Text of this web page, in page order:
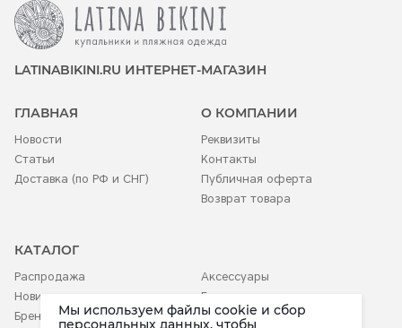
LATINABIKINI.RU ИНТЕРНЕТ-МАГАЗИН
ГЛАВНАЯ
Новости
Статьи
Доставка (по РФ и СНГ)
О КОМПАНИИ
Реквизиты
Контакты
Публичная оферта
Возврат товара
КАТАЛОГ
Распродажа
Новинки
Бренды
Аксессуары
Белье
Детское
Мы используем файлы cookie и сбор